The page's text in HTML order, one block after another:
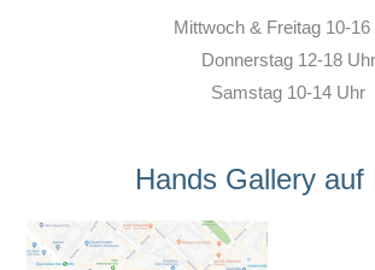
Mittwoch & Freitag 10-16
Donnerstag 12-18 Uhr
Samstag 10-14 Uhr
Hands Gallery auf